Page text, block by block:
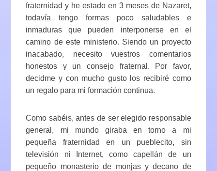
fraternidad y he estado en 3 meses de Nazaret,
todavía tengo formas poco saludables e
inmaduras que pueden interponerse en el
camino de este ministerio. Siendo un proyecto
inacabado, necesito vuestros comentarios
honestos y un consejo fraternal. Por favor,
decidme y con mucho gusto los recibiré como
un regalo para mi formación continua.
Como sabéis, antes de ser elegido responsable
general, mi mundo giraba en torno a mi
pequeña fraternidad en un pueblecito, sin
televisión ni Internet, como capellán de un
pequeño monasterio de monjas y decano de